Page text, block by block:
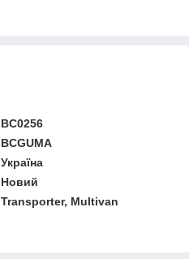
BC0256
BCGUMA
Україна
Новий
Transporter, Multivan